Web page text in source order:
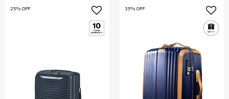
25% OFF 35% OFF